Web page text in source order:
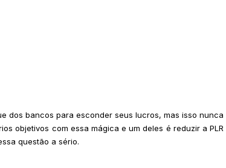
dos bancos para esconder seus lucros, mas isso nunca
objetivos com essa mágica e um deles é reduzir a PLR
questão a sério.